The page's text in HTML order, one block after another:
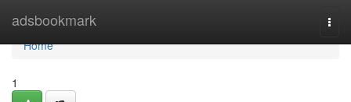
adsbookmark
Home
Home
1